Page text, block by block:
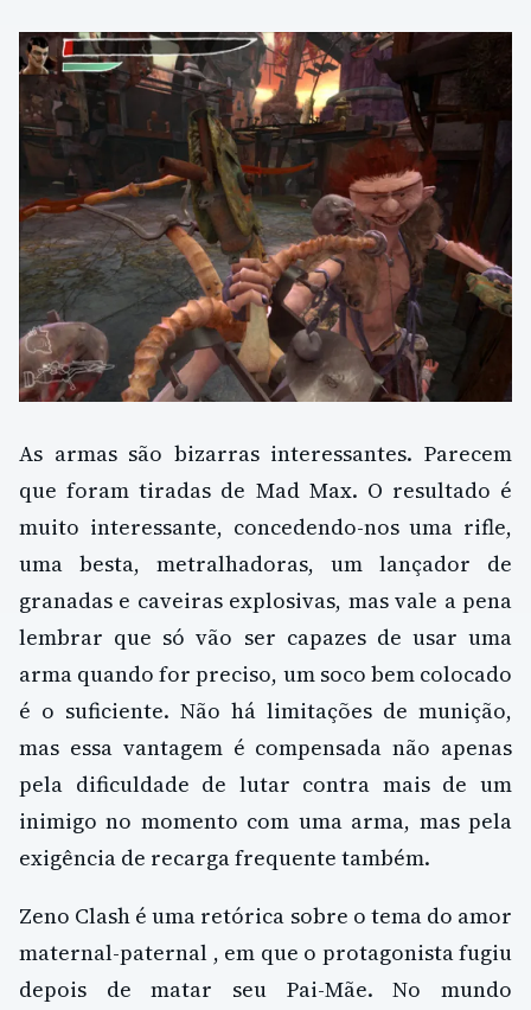
As armas são bizarras interessantes. Parecem
que foram tiradas de Mad Max. O resultado é
muito interessante, concedendo-nos uma rifle,
uma besta, metralhadoras, um lançador de
granadas e caveiras explosivas, mas vale a pena
lembrar que só vão ser capazes de usar uma
arma quando for preciso, um soco bem colocado
é o suficiente. Não há limitações de munição,
mas essa vantagem é compensada não apenas
pela dificuldade de lutar contra mais de um
inimigo no momento com uma arma, mas pela
exigência de recarga frequente também.
Zeno Clash é uma retórica sobre o tema do amor
maternal-paternal , em que o protagonista fugiu
depois de matar seu Pai-Mãe. No mundo